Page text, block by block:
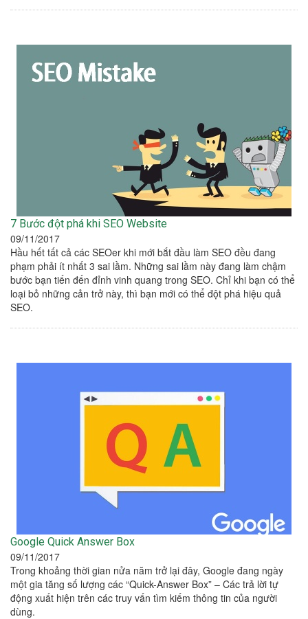
7 Bước đột phá khi SEO Website
09/11/2017
Hầu hết tất cả các SEOer khi mới bắt đầu làm SEO đều đang
phạm phải ít nhất 3 sai lầm. Những sai lầm này đang làm chậm
bước bạn tiến đến đỉnh vinh quang trong SEO. Chỉ khi bạn có thể
loại bỏ những cản trở này, thì bạn mới có thể đột phá hiệu quả
SEO.
Google Quick Answer Box
09/11/2017
Trong khoảng thời gian nửa năm trở lại đây, Google đang ngày
một gia tăng số lượng các “Quick-Answer Box” – Các trả lời tự
động xuất hiện trên các truy vấn tìm kiếm thông tin của người
dùng.